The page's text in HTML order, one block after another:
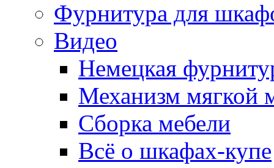
Фурнитура для
Видео
Немецкая
Механизм мягкой
Сборка мебели
Всё о шкафах-купе